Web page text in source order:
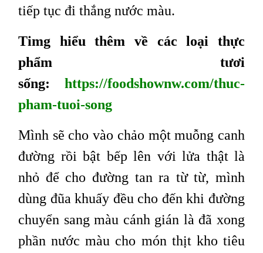
tiếp tục đi thắng nước màu.
Timg hiểu thêm về các loại thực
phẩm tươi
sống: https://foodshownw.com/thuc-
pham-tuoi-song
Mình sẽ cho vào chảo một muỗng canh
đường rồi bật bếp lên với lửa thật là
nhỏ để cho đường tan ra từ từ, mình
dùng đũa khuấy đều cho đến khi đường
chuyển sang màu cánh gián là đã xong
phần nước màu cho món thịt kho tiêu